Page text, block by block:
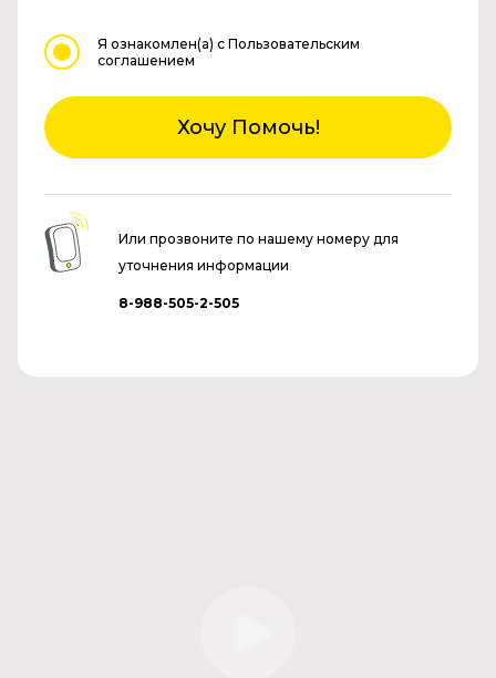
Я ознакомлен(а) с Пользовательским
соглашением
Хочу Помочь!
Или прозвоните по нашему номеру для
уточнения информации
8-988-505-2-505